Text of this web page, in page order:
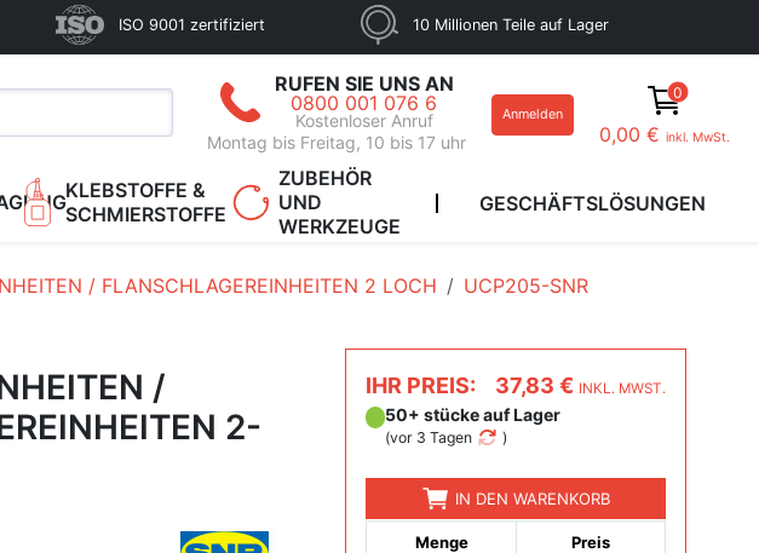
ISO 9001 zertifiziert 10 Millionen Teile auf Lager
RUFEN SIE UNS AN
0800 001 076 6
Kostenloser Anruf
Montag bis Freitag, 10 bis 17 uhr
Anmelden
0
0,00 € inkl. MwSt.
KLEBSTOFFE &
SCHMIERSTOFFE
ZUBEHÖR
UND
WERKZEUGE
GESCHÄFTSLÖSUNGEN
/ FLANSCHLAGEREINHEITEN 2 LOCH UCP205-SNR
/
2-
IHR PREIS: 37,83 € INKL. MWST.
50+ stücke auf Lager
(vor 3 Tagen )
IN DEN WARENKORB
Menge Preis